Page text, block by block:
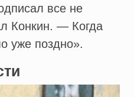
все не
Конкин. — Когда
уже поздно».